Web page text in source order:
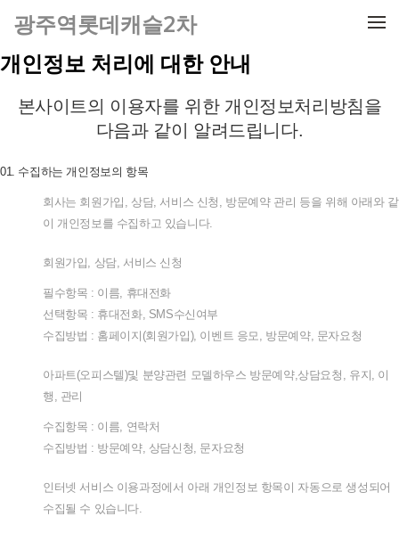
메뉴 건너뛰기
광주역롯데캐슬2차
개인정보 처리에 대한 안내
본사이트의 이용자를 위한 개인정보처리방침을
다음과 같이 알려드립니다.
01. 수집하는 개인정보의 항목
회사는 회원가입 , 상담, 서비스 신청 , 방문예약 관리 등을 위해 아래와 같
이 개인정보를 수집하고 있습니다.
회원가입, 상담, 서비스 신청
필수항목 : 이름, 휴대전화
선택항목 : 휴대전화, SMS수신여부
수집방법 : 홈페이지 (회원가입), 이벤트 응모, 방문예약, 문자요청
아파트(오피스텔)및 분양관련 모델하우스 방문예약,상담요청 , 유지, 이
행 , 관리
수집항목 : 이름, 연락처
수집방법 : 방문예약, 상담신청, 문자요청
인터넷 서비스 이용과정에서 아래 개인정보 항목이 자동으로 생성되어
수집될 수 있습니다.